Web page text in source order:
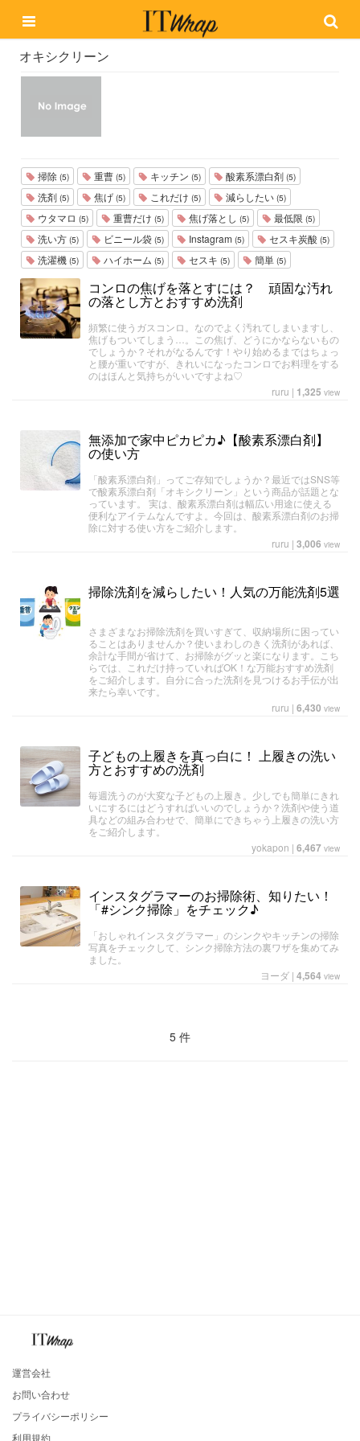
オキシクリーン
掃除 (5) 重曹 (5) キッチン (5) 酸素系漂白剤 (5)
洗剤 (5) 焦げ (5) これだけ (5) 減らしたい (5)
ウタマロ (5) 重曹だけ (5) 焦げ落とし (5) 最低限 (5)
洗い方 (5) ビニール袋 (5) Instagram (5) セスキ炭酸 (5)
洗濯機 (5) ハイホーム (5) セスキ (5) 簡単 (5)
コンロの焦げを落とすには？ 頑固な汚れ
の落とし方とおすすめ洗剤
頻繁に使うガスコンロ。なのでよく汚れてしまいますし、
焦げもついてしまう…。この焦げ、どうにかならないもの
でしょうか？それがなるんです！やり始めるまではちょっ
と腰が重いですが、きれいになったコンロでお料理をする
のはほんと気持ちがいいですよね♡
ruru | 1,325 view
無添加で家中ピカピカ♪【酸素系漂白剤】
の使い方
「酸素系漂白剤」ってご存知でしょうか？最近ではSNS等
で酸素系漂白剤「オキシクリーン」という商品が話題とな
っています。 実は、酸素系漂白剤は幅広い用途に使える
便利なアイテムなんですよ。今回は、酸素系漂白剤のお掃
除に対する使い方をご紹介します。
ruru | 3,006 view
掃除洗剤を減らしたい！人気の万能洗剤5選
さまざまなお掃除洗剤を買いすぎて、収納場所に困ってい
ることはありませんか？使いまわしのきく洗剤があれば、
余計な手間が省けて、お掃除がグッと楽になります。こち
らでは、これだけ持っていればOK！な万能おすすめ洗剤
をご紹介します。自分に合った洗剤を見つけるお手伝が出
来たら幸いです。
ruru | 6,430 view
子どもの上履きを真っ白に！ 上履きの洗い
方とおすすめの洗剤
毎週洗うのが大変な子どもの上履き。少しでも簡単にきれ
いにするにはどうすればいいのでしょうか？洗剤や使う道
具などの組み合わせで、簡単にできちゃう上履きの洗い方
をご紹介します。
yokapon | 6,467 view
インスタグラマーのお掃除術、知りたい！
「#シンク掃除」をチェック♪
「おしゃれインスタグラマー」のシンクやキッチンの掃除
写真をチェックして、シンク掃除方法の裏ワザを集めてみ
ました。
ヨーダ | 4,564 view
5 件
運営会社
お問い合わせ
プライバシーポリシー
利用規約